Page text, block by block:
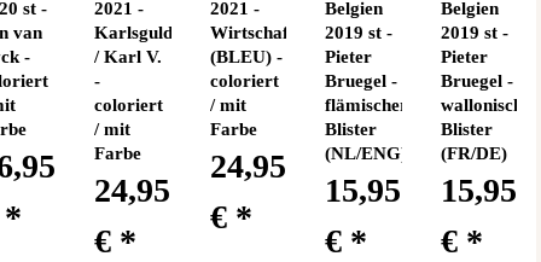
st -
van
-
*
2021 -
Karlsgulden
/ Karl V.
-
coloriert
/ mit
Farbe
24,95
€ *
2021 -
Wirtschaftsunion
(BLEU) -
coloriert
/ mit
Farbe
24,95
€ *
Belgien
2019 st -
Pieter
Bruegel -
flämischer
Blister
(NL/ENG)
15,95
€ *
Belgien
2019 st -
Pieter
Bruegel -
wallonischer
Blister
(FR/DE)
15,95
€ *